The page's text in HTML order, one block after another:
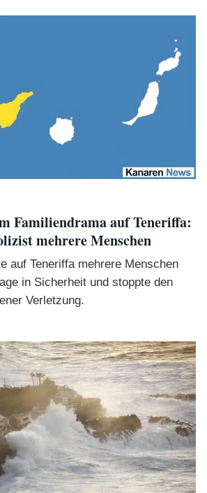
Familiendrama auf Teneriffa:
mehrere Menschen
auf Teneriffa mehrere Menschen
in Sicherheit und stoppte den
Verletzung.